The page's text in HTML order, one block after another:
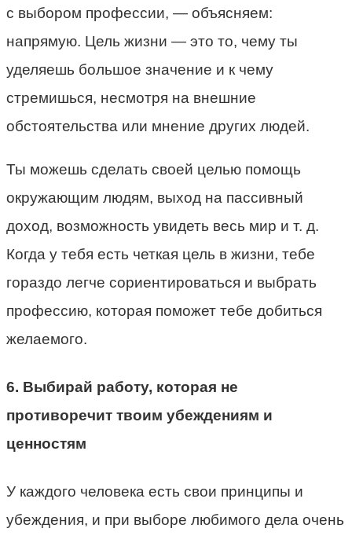
с выбором профессии, — объясняем:
напрямую. Цель жизни — это то, чему ты
уделяешь большое значение и к чему
стремишься, несмотря на внешние
обстоятельства или мнение других людей.
Ты можешь сделать своей целью помощь
окружающим людям, выход на пассивный
доход, возможность увидеть весь мир и т. д.
Когда у тебя есть четкая цель в жизни, тебе
гораздо легче сориентироваться и выбрать
профессию, которая поможет тебе добиться
желаемого.
6. Выбирай работу, которая не
противоречит твоим убеждениям и
ценностям
У каждого человека есть свои принципы и
убеждения, и при выборе любимого дела очень